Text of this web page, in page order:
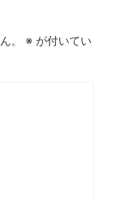
。 ※ が付いてい